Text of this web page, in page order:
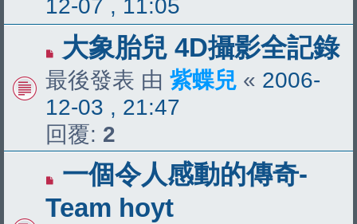
12-07 , 11:05
大象胎兒 4D攝影全記錄
最後發表 由 紫蝶兒 « 2006-
12-03 , 21:47
回覆: 2
一個令人感動的傳奇-
Team hoyt